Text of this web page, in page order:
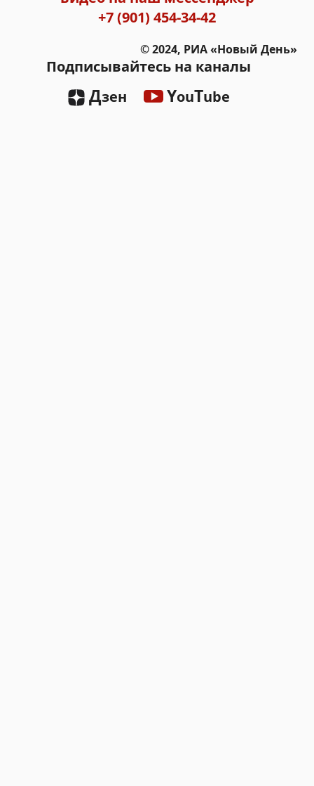
+7 (901) 454-34-42
© 2024, РИА «Новый День»
Подписывайтесь на каналы
Дзен YouTube